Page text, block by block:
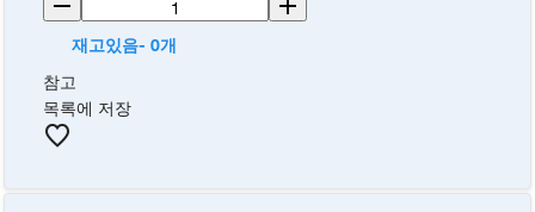
재고있음- 0개
참고
목록에 저장